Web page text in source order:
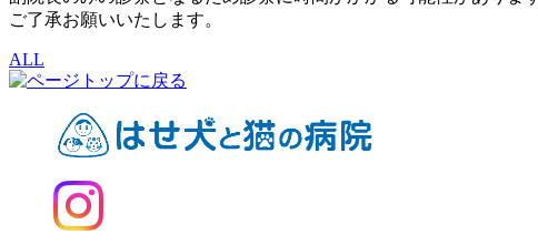
ご了承お願いいたします。
ALL